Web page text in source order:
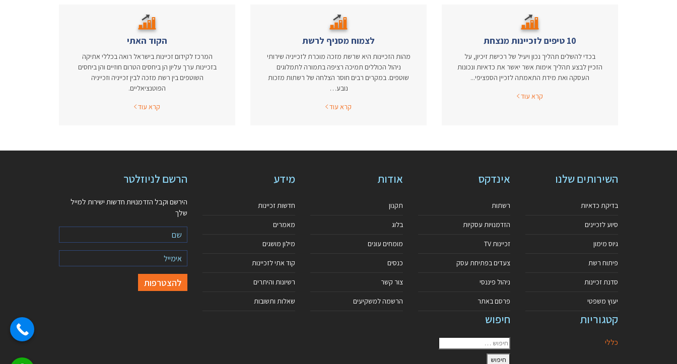
10 טיפים לזכיינות מנצחת
בכדי להשלים תהליך נכון ויעיל של רכישת זיכיון, על
הזכיין לבצע תהליך אימות אשר יאשר את כדאיות ונכונות
העסקה ואת מידת התאמתה לזכיין הספציפי...
קרא עוד
לצמוח מסניף לרשת
מהות הזכיינות היא שרשת מזכה מוכרת לזכייניה שירותי
ניהול הכוללים תמיכה רציפה בתמורה לתמלוגים
שוטפים. במקרים רבים חוסר הצלחה של רשתות מזכות
נובע…
קרא עוד
הקוד האתי
המרכז לקידום זכיינות בישראל רואה בכללי אתיקה
בזכיינות ערך עליון הן ביחסים הטרום חוזיים והן ביחסים
השוטפים בין רשת מזכה לבין זכייניה וזכייניה
הפוטנציאליים.
קרא עוד
השירותים שלנו
בדיקת כדאיות
סיוע לזכיינים
גיוס מימון
פיתוח רשת
סדנת זכיינות
יעוץ משפטי
אינדקס
רשתות
הזדמנויות עסקיות
זכיינות TV
צעדים בפתיחת עסק
ניהול פיננסי
פרסם באתר
אודות
תקנון
בלוג
מומחים עונים
כנסים
צור קשר
הרשמה למשקיעים
מידע
חדשות זכיינות
מאמרים
מילון מושגים
קוד אתי לזכיינות
רשיונות והיתרים
שאלות ותשובות
קטגוריות
כללי
חיפוש
הרשם לניוזלטר
הירשם וקבל הזדמנויות חדשות ישירות למייל
שלך